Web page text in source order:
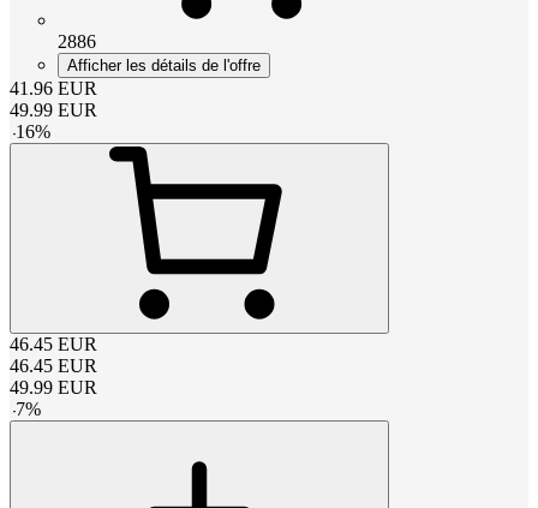
2886
Afficher les détails de l'offre
41.96 EUR
49.99 EUR
-16%
46.45 EUR
46.45 EUR
49.99 EUR
-7%